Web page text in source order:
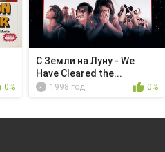
0%
С Земли на Луну - We
Have Cleared the...
1998 год 0%